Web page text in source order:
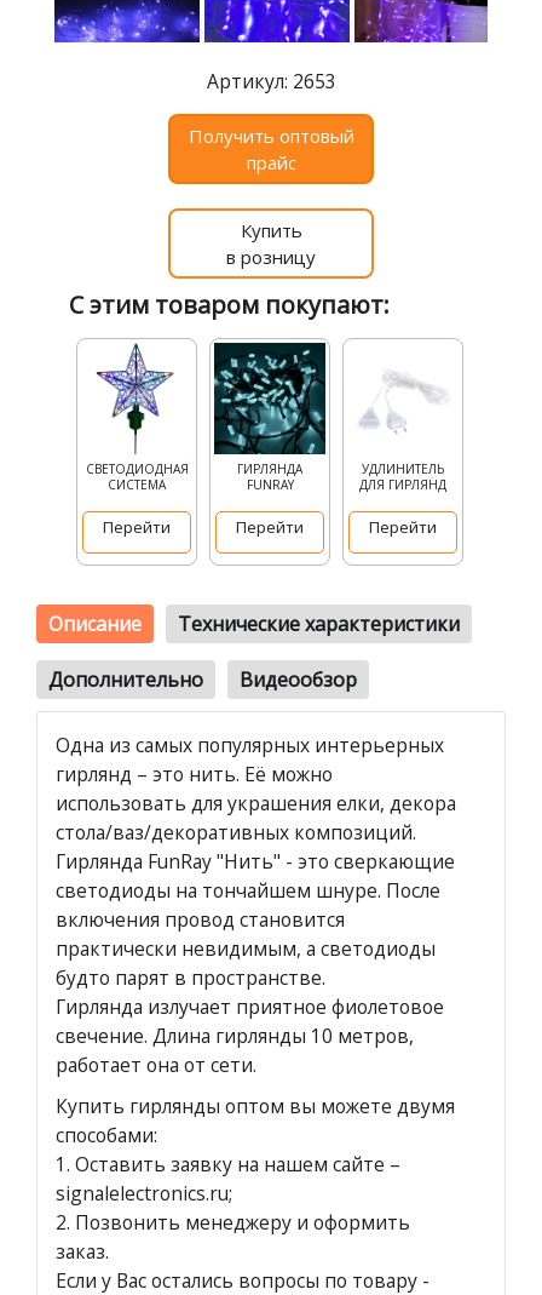
Отзывы
Артикул: 2653
Получить оптовый
прайс
Купить
в розницу
С этим товаром покупают:
СВЕТОДИОДНАЯ
СИСТЕМА
Перейти
ГИРЛЯНДА
FUNRAY
Перейти
УДЛИНИТЕЛЬ
ДЛЯ ГИРЛЯНД
Перейти
Описание Технические характеристики
Дополнительно Видеообзор
Одна из самых популярных интерьерных
гирлянд – это нить. Её можно
использовать для украшения елки, декора
стола/ваз/декоративных композиций.
Гирлянда FunRay "Нить" - это сверкающие
светодиоды на тончайшем шнуре. После
включения провод становится
практически невидимым, а светодиоды
будто парят в пространстве.
Гирлянда излучает приятное фиолетовое
свечение. Длина гирлянды 10 метров,
работает она от сети.
Купить гирлянды оптом вы можете двумя
способами:
1. Оставить заявку на нашем сайте –
signalelectronics.ru;
2. Позвонить менеджеру и оформить
заказ.
Если у Вас остались вопросы по товару -